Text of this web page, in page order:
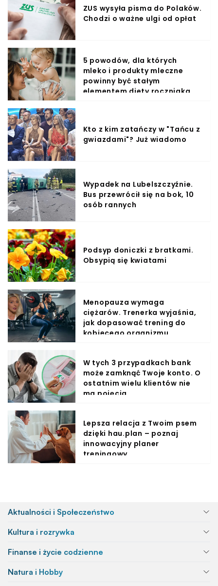
ZUS wysyła pisma do Polaków.
Chodzi o ważne ulgi od opłat
5 powodów, dla których
mleko i produkty mleczne
powinny być stałym
elementem diety roczniaka
Kto z kim zatańczy w "Tańcu z
gwiazdami"? Już wiadomo
Wypadek na Lubelszczyźnie.
Bus przewrócił się na bok, 10
osób rannych
Podsyp doniczki z bratkami.
Obsypią się kwiatami
Menopauza wymaga
ciężarów. Trenerka wyjaśnia,
jak dopasować trening do
kobiecego organizmu
W tych 3 przypadkach bank
może zamknąć Twoje konto. O
ostatnim wielu klientów nie
ma pojęcia
Lepsza relacja z Twoim psem
dzięki hau.plan – poznaj
innowacyjny planer
treningowy
Aktualności i Społeczeństwo
Kultura i rozrywka
Finanse i życie codzienne
Natura i Hobby